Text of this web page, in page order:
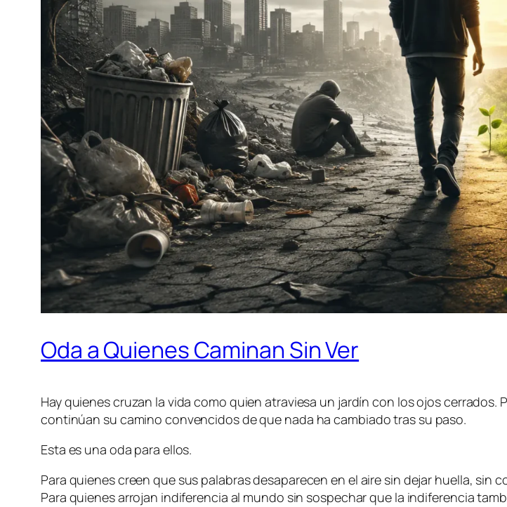
Oda a Quienes Caminan Sin Ver
Hay quienes cruzan la vida como quien atraviesa un jardín con los ojos
continúan su camino convencidos de que nada ha cambiado tras su paso.
Esta es una oda para ellos.
Para quienes creen que sus palabras desaparecen en el aire sin dejar huella,
Para quienes arrojan indiferencia al mundo sin sospechar que la indiferencia